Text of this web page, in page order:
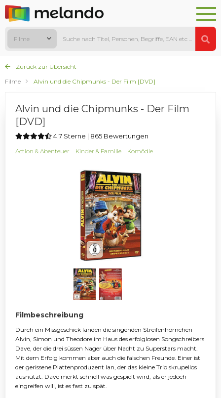
Filme
Zurück zur Übersicht
Filme
Alvin und die Chipmunks - Der Film [DVD]
Alvin und die Chipmunks - Der Film
[DVD]
4.7 Sterne | 865 Bewertungen
Action & Abenteuer Kinder & Familie Komödie
Filmbeschreibung
Durch ein Missgeschick landen die singenden Streifenhörnchen
Alvin, Simon und Theodore im Haus des erfolglosen Songschreibers
Dave, der die drei süssen Nager über Nacht zu Superstars macht.
Mit dem Erfolg kommen aber auch die falschen Freunde. Einer ist
der gerissene Plattenproduzent Ian, der das kleine Trio skrupellos
ausnutzt. Dave merkt schnell was gespielt wird, als er jedoch
eingreifen will, ist es fast zu spät.